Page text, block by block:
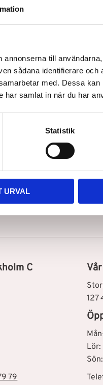
till
sådana identifierare och
med. Dessa
har samlat in när du har
Statistik
URVAL
parabener, vilket gör den
helt enkelt vill ha en så
ta bort de naturliga
Produkten passar alla
eller kemiskt behandlat
traditionellt schampo.
leverans
C
79
127
Lör: